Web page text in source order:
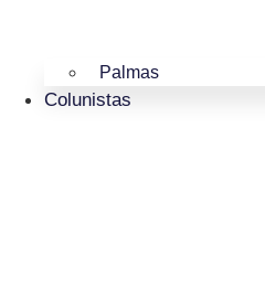
Palmas
Colunistas